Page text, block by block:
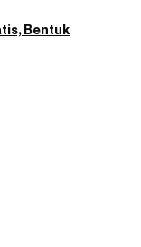
Bentuk